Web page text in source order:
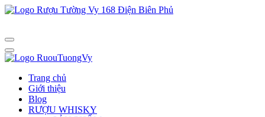
Trang chủ
Giới thiệu
Blog
RƯỢU WHISKY